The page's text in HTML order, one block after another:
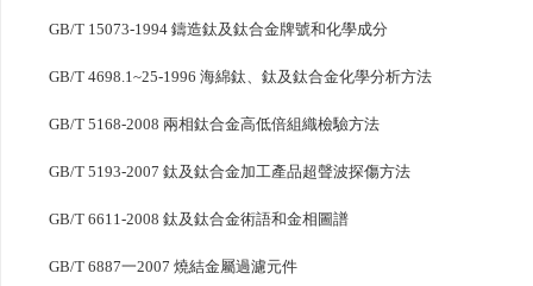
GB/T 15073-1994 鑄造鈦及鈦合金牌號和化學成分
GB/T 4698.1~25-1996 海綿鈦、鈦及鈦合金化學分析方法
GB/T 5168-2008 兩相鈦合金高低倍組織檢驗方法
GB/T 5193-2007 鈦及鈦合金加工產品超聲波探傷方法
GB/T 6611-2008 鈦及鈦合金術語和金相圖譜
GB/T 6887一2007 燒結金屬過濾元件